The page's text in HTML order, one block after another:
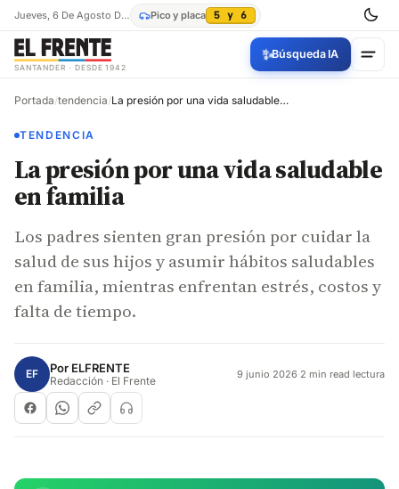
Jueves, 6 De Agosto De 2026 Pico y placa 5 y 6
SANTANDER · DESDE 1942
✨Búsqueda IA
Portada/tendencia/ La presión por una vida saludable en familia
TENDENCIA
La presión por una vida saludable
en familia
Los padres sienten gran presión por cuidar la
salud de sus hijos y asumir hábitos saludables
en familia, mientras enfrentan estrés, costos y
falta de tiempo.
EF Por ELFRENTE
Redacción · El Frente 9 junio 2026·2 min read lectura